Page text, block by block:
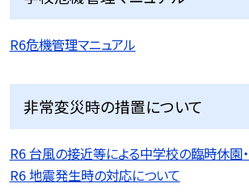
R6危機管理マニュアル
非常変災時の措置について
R6 台風の接近等による中学校の臨時休園
R6 地震発生時の対応について